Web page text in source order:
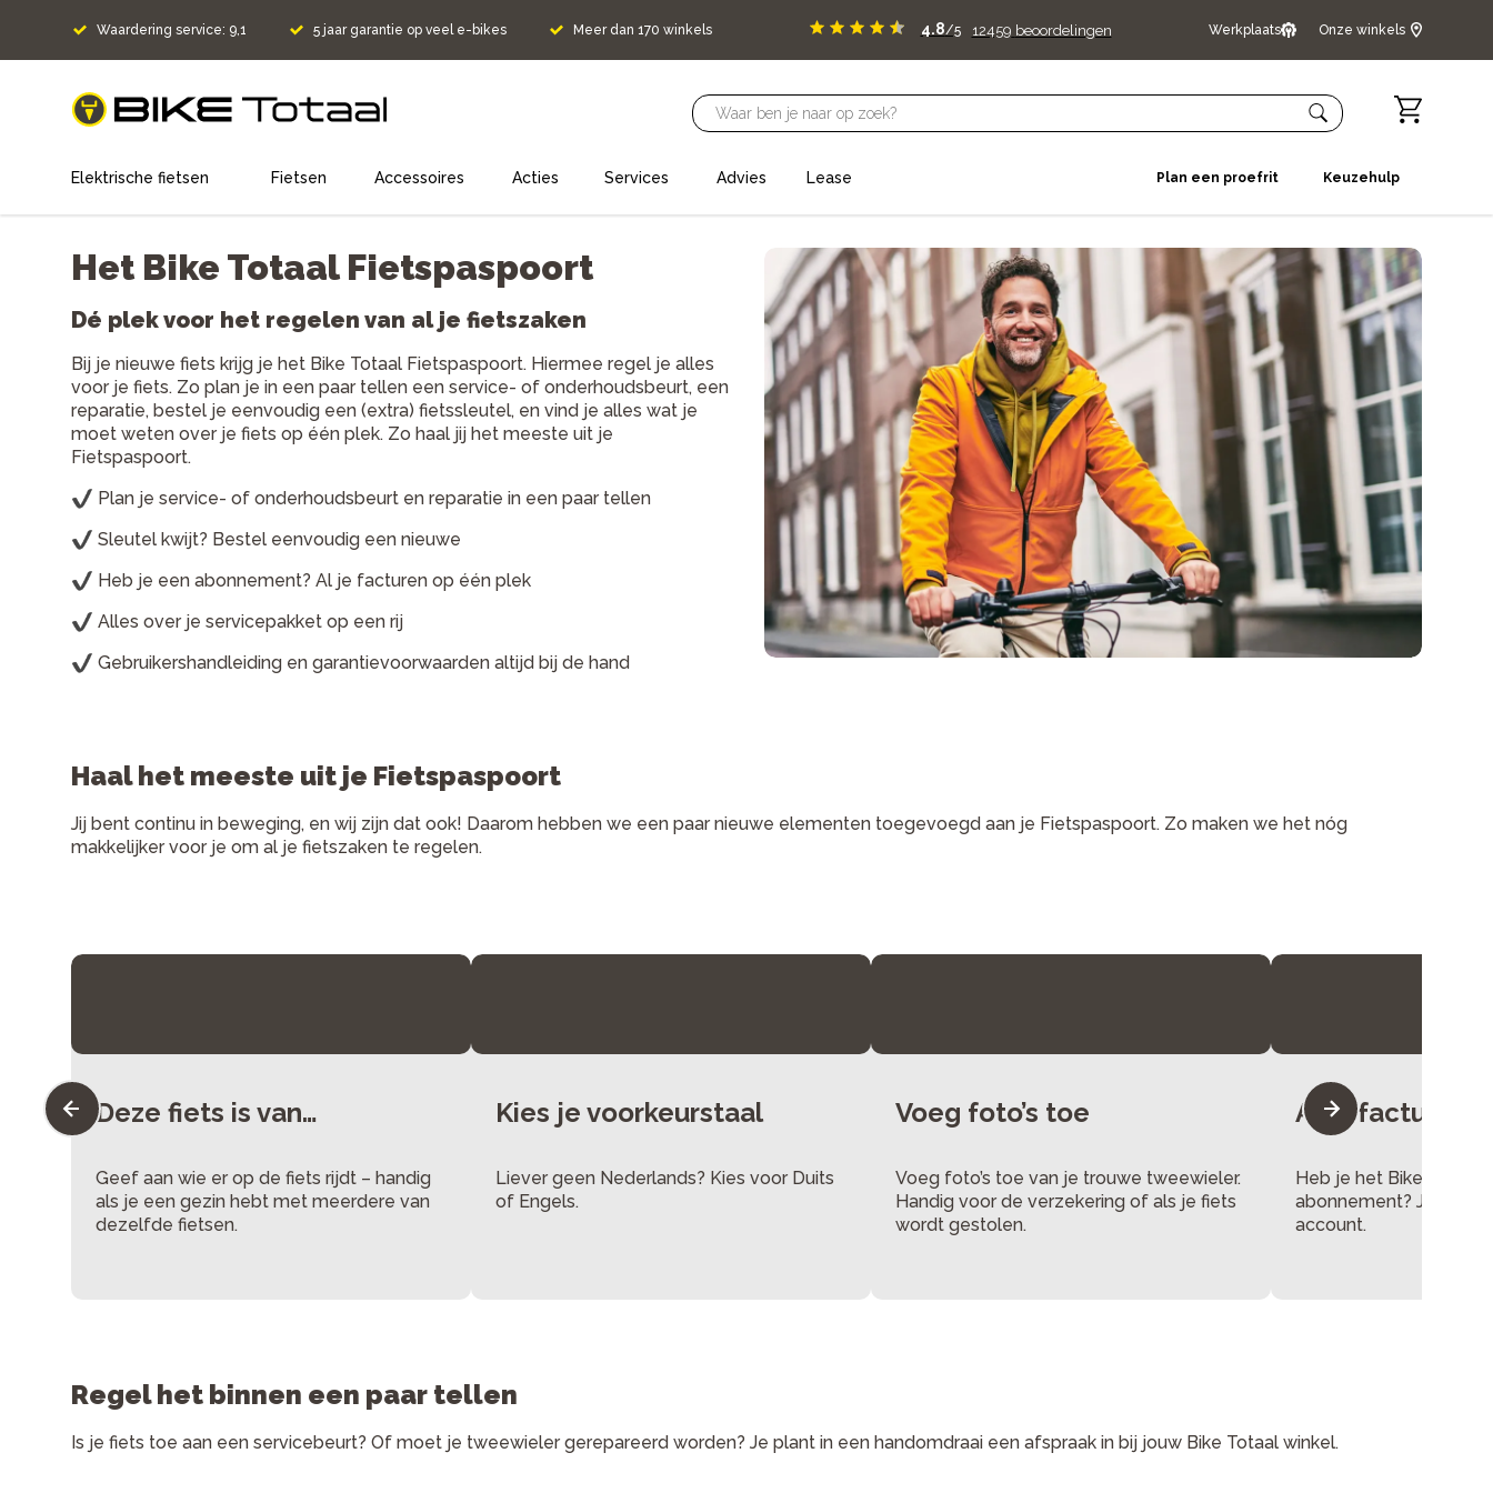
Waardering service: 9,1 5 jaar garantie op veel e-bikes Meer dan 170 winkels 4.8/5 12459 beoordelingen Werkplaats Onze winkels
home
Elektrische fietsen Fietsen Accessoires Acties Services Advies Lease Plan een proefrit Keuzehulp
Het Bike Totaal Fietspaspoort
Dé plek voor het regelen van al je fietszaken
Bij je nieuwe fiets krijg je het Bike Totaal Fietspaspoort. Hiermee regel je alles
voor je fiets. Zo plan je in een paar tellen een service- of onderhoudsbeurt, een
reparatie, bestel je eenvoudig een (extra) fietssleutel, en vind je alles wat je
moet weten over je fiets op één plek. Zo haal jij het meeste uit je
Fietspaspoort.
Plan je service- of onderhoudsbeurt en reparatie in een paar tellen
Sleutel kwijt? Bestel eenvoudig een nieuwe
Heb je een abonnement? Al je facturen op één plek
Alles over je servicepakket op een rij
Gebruikershandleiding en garantievoorwaarden altijd bij de hand
Haal het meeste uit je Fietspaspoort
Jij bent continu in beweging, en wij zijn dat ook! Daarom hebben we een paar nieuwe elementen toegevoegd aan je Fietspaspoort. Zo maken we het nóg
makkelijker voor je om al je fietszaken te regelen.
Deze fiets is van…
Geef aan wie er op de fiets rijdt – handig
als je een gezin hebt met meerdere van
dezelfde fietsen.
Kies je voorkeurstaal
Liever geen Nederlands? Kies voor Duits
of Engels.
Voeg foto’s toe
Voeg foto’s toe van je trouwe tweewieler.
Handig voor de verzekering of als je fiets
wordt gestolen.
Al je facturen
Heb je het Bike Totaal
abonnement? Je vindt
account.
Regel het binnen een paar tellen
Is je fiets toe aan een servicebeurt? Of moet je tweewieler gerepareerd worden? Je plant in een handomdraai een afspraak in bij jouw Bike Totaal winkel.